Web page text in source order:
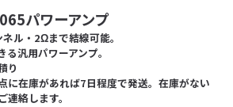
パワーアンプ
ル・2Ωまで結線可能。
汎用パワーアンプ。
り
に在庫があれば7日程度で発送。在庫がない
絡します。